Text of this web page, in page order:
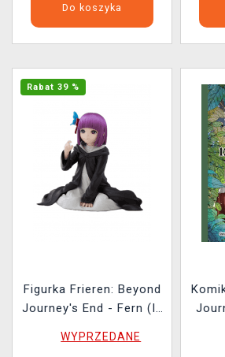
Do koszyka
Rabat 39 %
Figurka Frieren: Beyond
Journey's End - Fern (In
WYPRZEDANE